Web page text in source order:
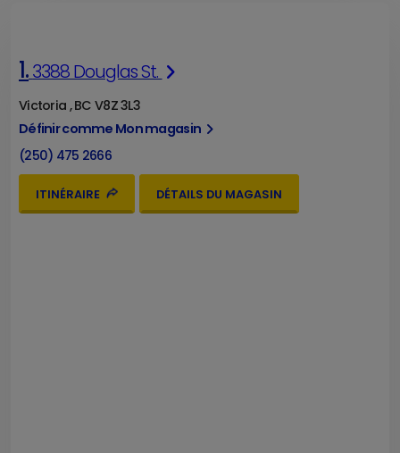
1.3388 Douglas St.
Victoria , BC V8Z 3L3
Définir comme Mon magasin
(250) 475 2666
ITINÉRAIRE DÉTAILS DU MAGASIN